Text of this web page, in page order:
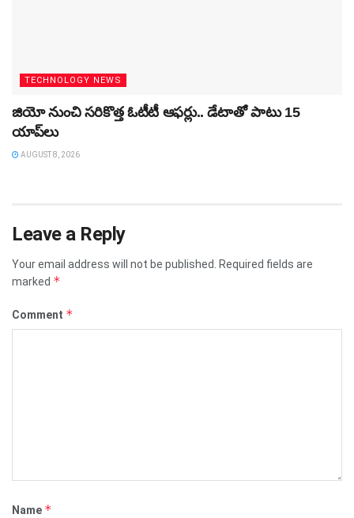
TECHNOLOGY NEWS
జియో నుంచి సరికొత్త ఓటీటీ ఆఫర్లు.. డేటాతో పాటు 15
యాప్‌లు
AUGUST 8, 2026
Leave a Reply
Your email address will not be published.
Required fields are
marked *
Comment *
Name *